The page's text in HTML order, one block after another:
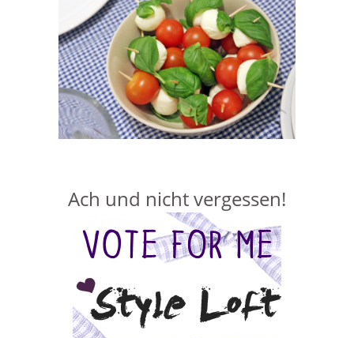
Ach und nicht vergessen!